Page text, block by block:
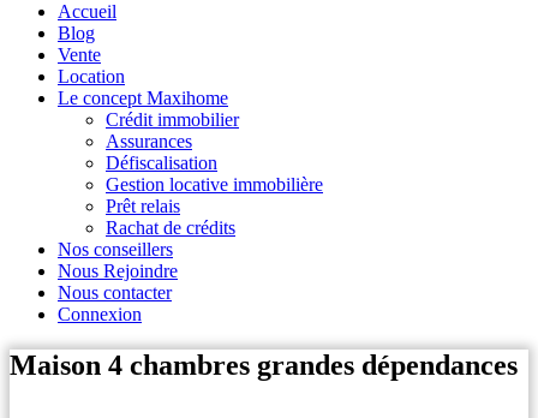
Accueil
Blog
Vente
Location
Le concept Maxihome
Crédit immobilier
Assurances
Défiscalisation
Gestion locative immobilière
Prêt relais
Rachat de crédits
Nos conseillers
Nous Rejoindre
Nous contacter
Connexion
Maison 4 chambres grandes dépendances